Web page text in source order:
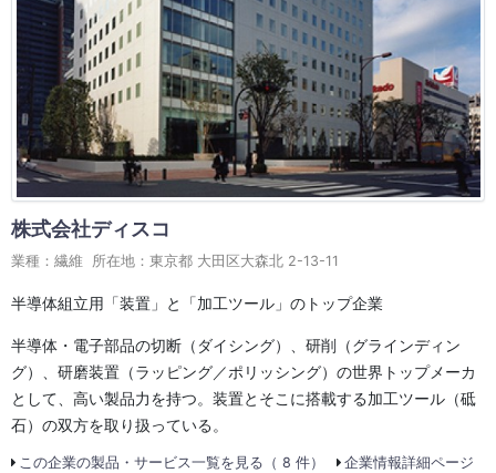
株式会社ディスコ
業種：繊維 所在地：東京都 大田区大森北 2-13-11
半導体組立用「装置」と「加工ツール」のトップ企業
半導体・電子部品の切断（ダイシング）、研削（グラインディン
グ）、研磨装置（ラッピング／ポリッシング）の世界トップメーカ
として、高い製品力を持つ。装置とそこに搭載する加工ツール（砥
石）の双方を取り扱っている。
この企業の製品・サービス一覧を見る（ 8 件） 企業情報詳細ページ